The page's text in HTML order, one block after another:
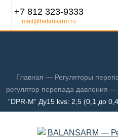
+7 812 323-9333
mail@balansarm.ru
Главная — Регуляторы
регулятор перепада давления —
“DPR-M” Ду15 kvs: 2,5 (0,1 до